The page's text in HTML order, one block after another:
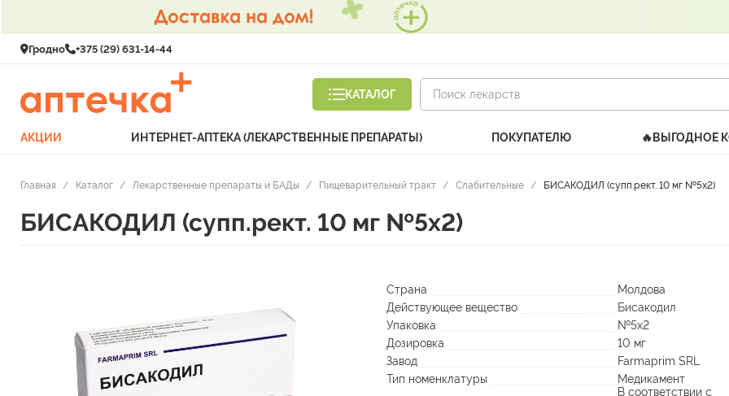
Гродно +375 (29) 631-14-44
КАТАЛОГ
АКЦИИ ИНТЕРНЕТ-АПТЕКА (ЛЕКАРСТВЕННЫЕ ПРЕПАРАТЫ) ПОКУПАТЕЛЮ 🔥ВЫГОДНОЕ
Главная / Каталог / Лекарственные препараты и БАДы / Пищеварительный тракт / Слабительные / БИСАКОДИЛ (супп.рект. 10 мг №5х2)
БИСАКОДИЛ (супп.рект. 10 мг №5х2)
Страна
Молдова
Действующее вещество
Бисакодил
Упаковка
№5х2
Дозировка
10 мг
Завод
Farmaprim SRL
Тип номенклатуры
Медикамент
В соответствии с